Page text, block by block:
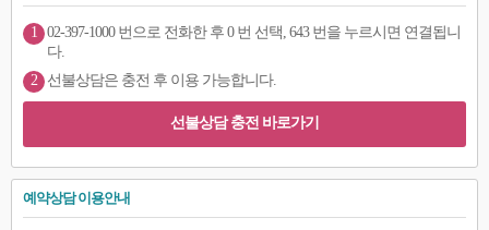
1 02-397-1000 번으로 전화한 후 0 번 선택, 643 번을 누르시면 연결됩니
다.
2
선불상담은 충전 후 이용 가능합니다.
선불상담 충전 바로가기
예약상담 이용안내